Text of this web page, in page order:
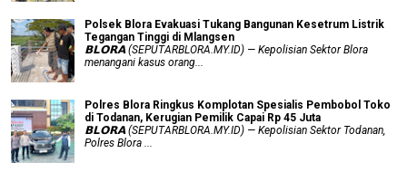
Polsek Blora Evakuasi Tukang Bangunan Kesetrum Listrik
Tegangan Tinggi di Mlangsen
𝗕𝗟𝗢𝗥𝗔 (SEPUTARBLORA.MY.ID) — Kepolisian Sektor Blora
menangani kasus orang...
Polres Blora Ringkus Komplotan Spesialis Pembobol Toko
di Todanan, Kerugian Pemilik Capai Rp 45 Juta
𝗕𝗟𝗢𝗥𝗔 (SEPUTARBLORA.MY.ID) — Kepolisian Sektor Todanan,
Polres Blora ...